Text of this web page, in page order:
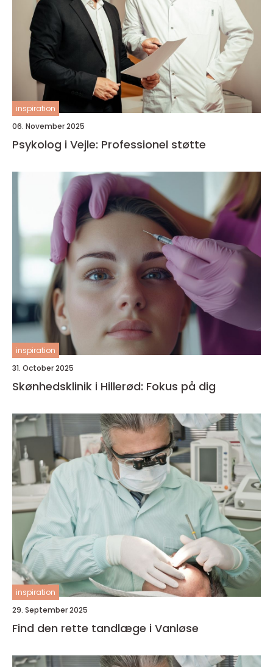
inspiration
06. November 2025
Psykolog i Vejle: Professionel støtte
inspiration
31. October 2025
Skønhedsklinik i Hillerød: Fokus på dig
inspiration
29. September 2025
Find den rette tandlæge i Vanløse